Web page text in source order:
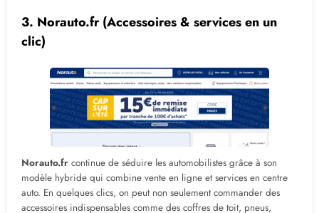
3. Norauto.fr(Accessoires & services en un
clic)
Norauto.fr continue de séduire les automobilistes grâce à son
modèle hybride qui combine vente en ligne et services en centre
auto. En quelques clics, on peut non seulement commander des
accessoires indispensables comme des coffres de toit, pneus,